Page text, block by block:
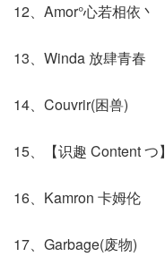
12、Amor°心若相依丶
13、Winda 放肆青春
14、Couvrir(困兽)
15、【识趣 Content つ】
16、Kamron 卡姆伦
17、Garbage(废物)